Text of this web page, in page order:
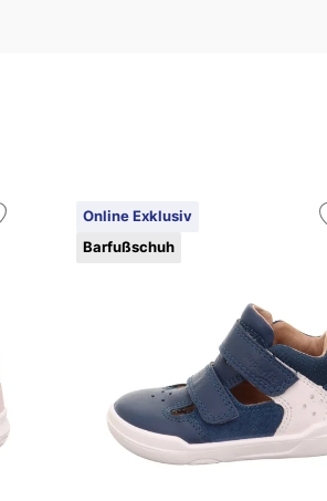
Online Exklusiv
Barfußschuh